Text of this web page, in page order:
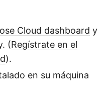
Cloud dashboard y
(Regístrate en el
).
en su máquina